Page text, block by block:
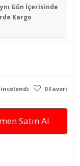
Gün İçerisinde
Kargo
incelendi 0 Favori
Satın Al